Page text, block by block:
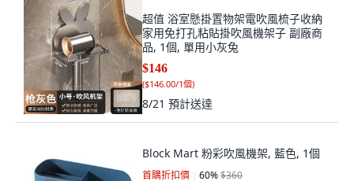
超值 浴室懸掛置物架電吹風梳子收納
家用免打孔粘貼掛吹風機架子 副廠商
品, 1個, 單用小灰兔
$146
($146.00/1個)
8/21 預計送達
Block Mart 粉彩吹風機架, 藍色, 1個
首購折扣價 60%$360